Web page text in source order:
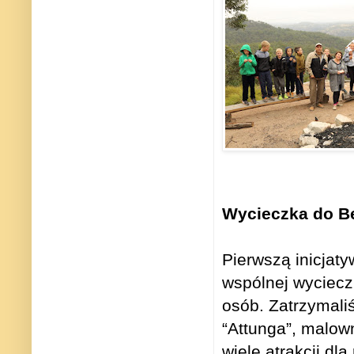
Wycieczka do
Pierwszą
wspólnej
osób.
“Attunga”,